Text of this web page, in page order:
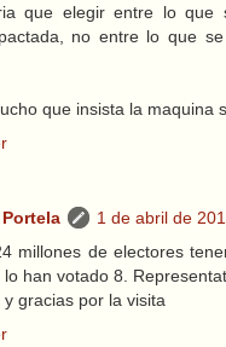
que elegir entre lo que
no entre lo que
que insista la maquina
1 de abril de
millones de electores
lo han votado 8.
y gracias por la visita